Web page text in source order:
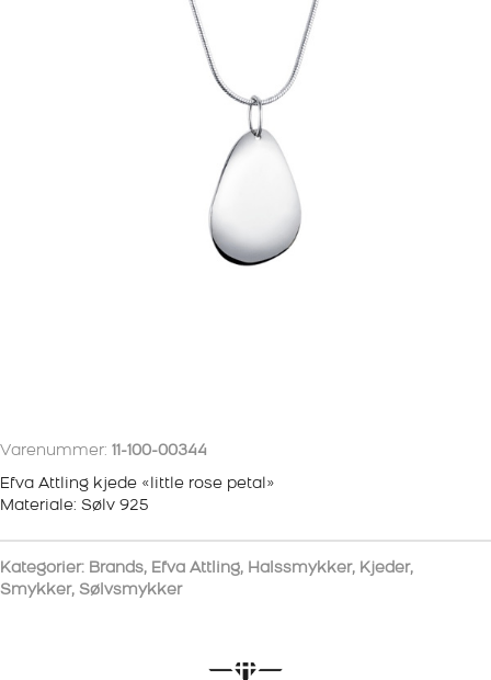
Varenummer: 11-100-00344
Efva Attling kjede «little rose petal»
Materiale: Sølv 925
Kategorier: Brands, Efva Attling, Halssmykker, Kjeder,
Smykker, Sølvsmykker